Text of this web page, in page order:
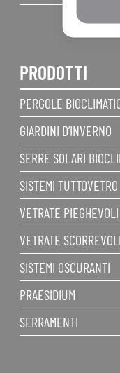
PRODOTTI
PERGOLE
GIARDINI D’INVERNO
SERRE SOLARI
SISTEMI TUTTOVETRO
VETRATE PIEGHEVOLI
VETRATE SCORREVOLI
SISTEMI OSCURANTI
PRAESIDIUM
SERRAMENTI